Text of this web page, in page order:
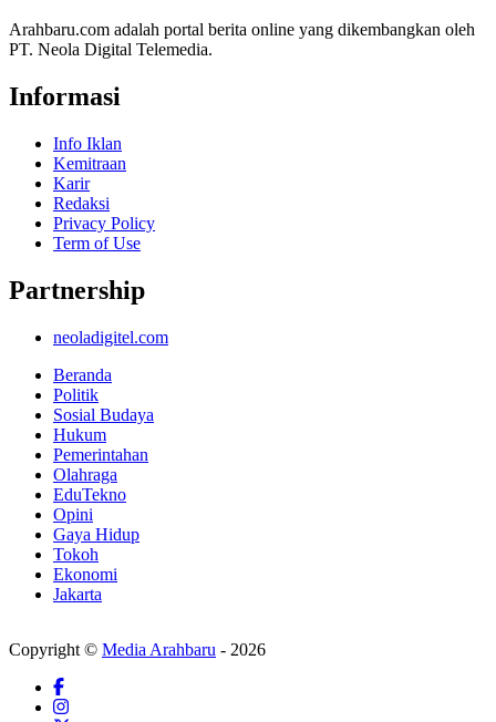
Arahbaru.com adalah portal berita online yang dikembangkan oleh
PT. Neola Digital Telemedia.
Informasi
Info Iklan
Kemitraan
Karir
Redaksi
Privacy Policy
Term of Use
Partnership
neoladigitel.com
Beranda
Politik
Sosial Budaya
Hukum
Pemerintahan
Olahraga
EduTekno
Opini
Gaya Hidup
Tokoh
Ekonomi
Jakarta
Copyright © Media Arahbaru - 2026